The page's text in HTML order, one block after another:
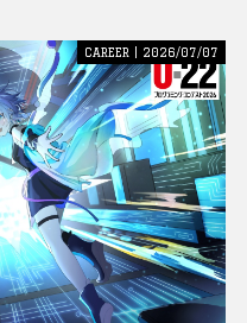
CAREER | 2026/07/07